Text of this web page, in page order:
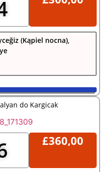
(Kąpiel nocna),
do Kargicak
£360,00